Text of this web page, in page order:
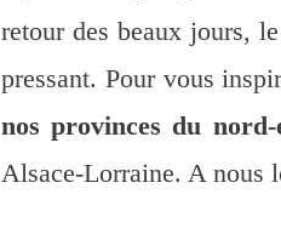
retour des beaux jours,
pressant. Pour vous
nos provinces du nord-
Alsace-Lorraine. A nous